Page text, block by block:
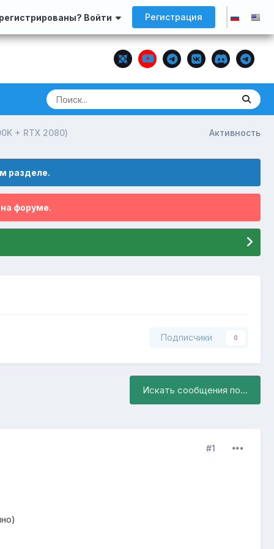
Войти Регистрация
Активность
+ RTX 2080)
разделе.
форуме.
Подписчики 0
Искать сообщения по...
#1